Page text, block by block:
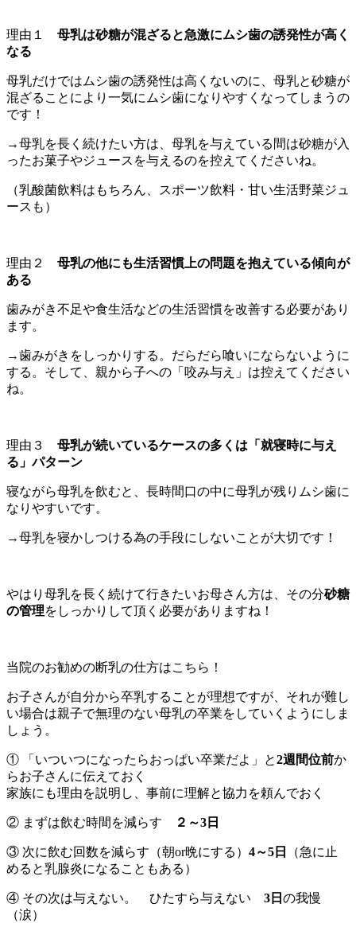
理由１ 母乳は砂糖が混ざると急激にムシ歯の誘発性が高く
なる
母乳だけではムシ歯の誘発性は高くないのに、母乳と砂糖が
混ざることにより一気にムシ歯になりやすくなってしまうの
です！
→母乳を長く続けたい方は、母乳を与えている間は砂糖が入
ったお菓子やジュースを与えるのを控えてくださいね。
（乳酸菌飲料はもちろん、スポーツ飲料・甘い生活野菜ジュ
ースも）
理由２ 母乳の他にも生活習慣上の問題を抱えている傾向が
ある
歯みがき不足や食生活などの生活習慣を改善する必要があり
ます。
→歯みがきをしっかりする。だらだら喰いにならないように
する。そして、親から子への「咬み与え」は控えてください
ね。
理由３ 母乳が続いているケースの多くは「就寝時に与え
る」パターン
寝ながら母乳を飲むと、長時間口の中に母乳が残りムシ歯に
なりやすいです。
→母乳を寝かしつける為の手段にしないことが大切です！
やはり母乳を長く続けて行きたいお母さん方は、その分砂糖
の管理をしっかりして頂く必要がありますね！
当院のお勧めの断乳の仕方はこちら！
お子さんが自分から卒乳することが理想ですが、それが難し
い場合は親子で無理のない母乳の卒業をしていくようにしま
しょう。
① 「いついつになったらおっぱい卒業だよ」と2週間位前か
らお子さんに伝えておく
家族にも理由を説明し、事前に理解と協力を頼んでおく
② まずは飲む時間を減らす ２～3日
③ 次に飲む回数を減らす（朝or晩にする） 4～5日
（急に止
めると乳腺炎になることもある）
④ その次は与えない。 ひたすら与えない 3日 の我慢
（涙）